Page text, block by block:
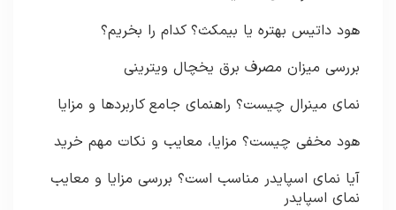
هود داتیس بهتره یا بیمکث؟ کدام را بخریم؟
بررسی میزان مصرف برق یخچال ویترینی
نمای مینرال چیست؟ راهنمای جامع کاربردها و مزایا
هود مخفی چیست؟ مزایا، معایب و نکات مهم خرید
آیا نمای اسپایدر مناسب است؟ بررسی مزایا و معایب
نمای اسپایدر